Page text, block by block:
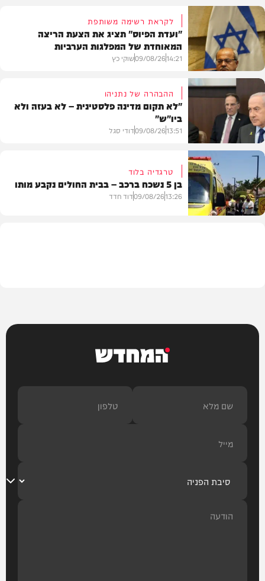
פוליטי
לקראת רשימה משותפת
"ועדת הפיוס" תציג את הצעת הריצה
המאוחדת של המפלגות הערביות
14:21
09/08/26שוקי כץ
חדשות
ההבהרה של נתניהו
"לא תקום מדינה פלסטינית – לא בעזה ולא
ביו"ש"
13:51
09/08/26דודי סגל
טרגדיה בלוד
בן 5 נשכח ברכב – בבית החולים נקבע מותו
13:26
09/08/26דוד חדד
המחדש